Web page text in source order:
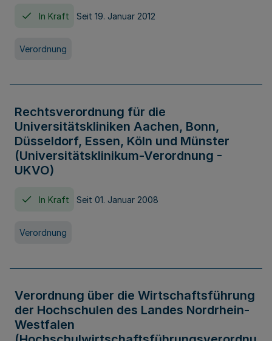
In Kraft Seit 19. Januar 2012
Verordnung
Rechtsverordnung für die
Universitätskliniken Aachen, Bonn,
Düsseldorf, Essen, Köln und Münster
(Universitätsklinikum-Verordnung -
UKVO)
In Kraft Seit 01. Januar 2008
Verordnung
Verordnung über die Wirtschaftsführung
der Hochschulen des Landes Nordrhein-
Westfalen